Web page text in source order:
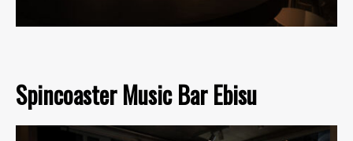
Spincoaster Music Bar Ebisu